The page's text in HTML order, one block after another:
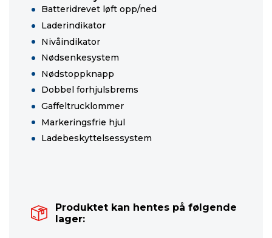
Batteridrevet løft opp/ned
Laderindikator
Nivåindikator
Nødsenkesystem
Nødstoppknapp
Dobbel forhjulsbrems
Gaffeltrucklommer
Markeringsfrie hjul
Ladebeskyttelsessystem
Produktet kan hentes på følgende
lager: